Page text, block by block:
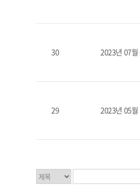
30 2023년 07월
29 2023년 05월